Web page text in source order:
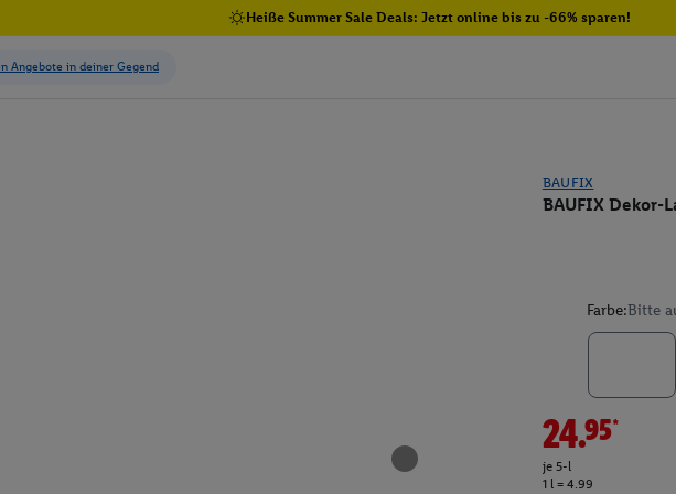
Heiße Summer Sale Deals: Jetzt online bis zu -66% sparen!
BAUFIX
BAUFIX Dekor-
Farbe:Bitte
24.95*
je 5-l
1 l = 4.99